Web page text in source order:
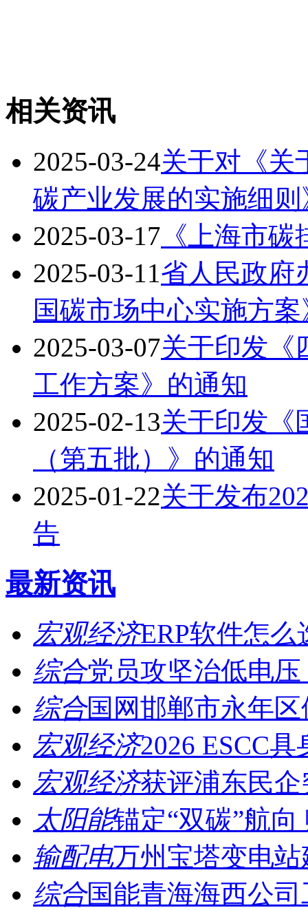
相关资讯
2025-03-24关于对《关
碳产业发展的实施细
2025-03-17 《上海市
2025-03-11省人民政府
国碳市场中心实施方
2025-03-07关于印发《
工作方案》的通知
2025-02-13关于印发《
（第五批）》的通知
2025-01-22关于发布
告
最新资讯
宏观经济ERP软件怎
综合党员攻坚治低电
综合国网邯郸市永年
宏观经济2026 ESCC
宏观经济获评浦东民
太阳能锚定“双碳”航
输配电万州宝塔变电
综合国能青海海西公